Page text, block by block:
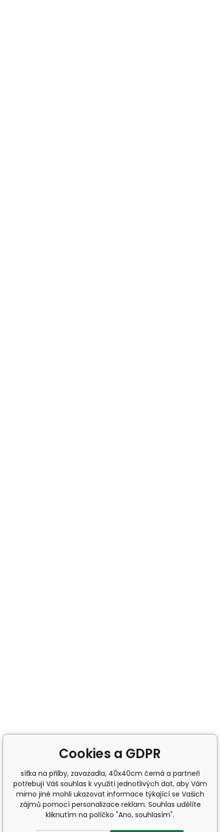
Cookies a GDPR
síťka na přilby, zavazadla, 40x40cm černá a partneři
potřebují Váš souhlas k využití jednotlivých dat, aby Vám
mimo jiné mohli ukazovat informace týkající se Vašich
zájmů pomocí personalizace reklam. Souhlas udělíte
kliknutím na políčko "Ano, souhlasím".